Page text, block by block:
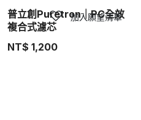
普立創Puretron｜PC全效
複合式濾芯
NT$ 1,200
加入願望清單